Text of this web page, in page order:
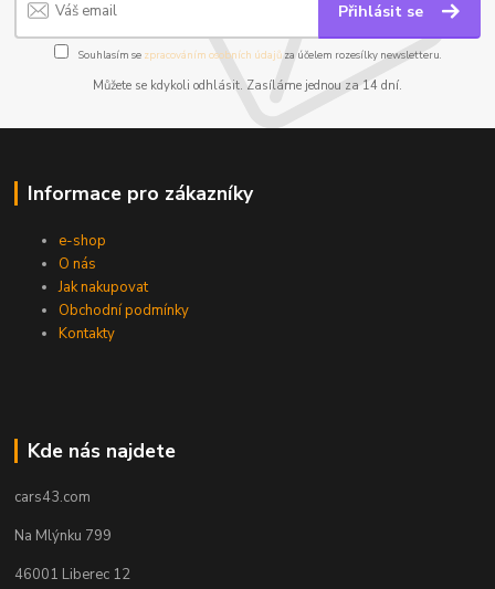
Přihlásit se
Souhlasím se zpracováním osobních údajůza účelem rozesílky newsletteru.
Můžete se kdykoli odhlásit. Zasíláme jednou za 14 dní.
Informace pro zákazníky
e-shop
O nás
Jak nakupovat
Obchodní podmínky
Kontakty
Kde nás najdete
cars43.com
Na Mlýnku 799
46001 Liberec 12